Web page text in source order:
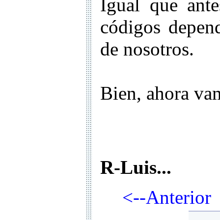
Igual que
códigos
de nosotros.
Bien, ahora
R-Luis...
<--